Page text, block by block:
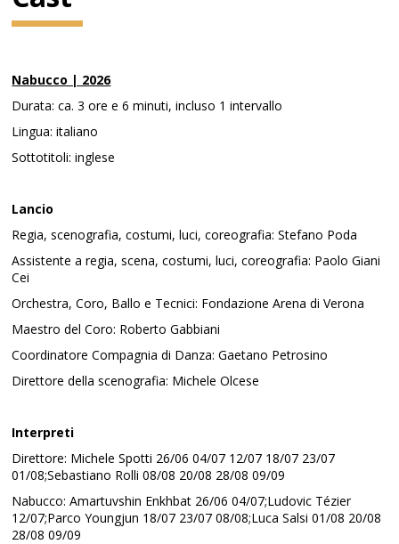
Nabucco | 2026
Durata: ca. 3 ore e 6 minuti, incluso 1 intervallo
Lingua: italiano
Sottotitoli: inglese
Lancio
Regia, scenografia, costumi, luci, coreografia: Stefano Poda
Assistente a regia, scena, costumi, luci, coreografia: Paolo Giani
Cei
Orchestra, Coro, Ballo e Tecnici: Fondazione Arena di Verona
Maestro del Coro: Roberto Gabbiani
Coordinatore Compagnia di Danza: Gaetano Petrosino
Direttore della scenografia: Michele Olcese
Interpreti
Direttore: Michele Spotti 26/06 04/07 12/07 18/07 23/07
01/08;Sebastiano Rolli 08/08 20/08 28/08 09/09
Nabucco: Amartuvshin Enkhbat 26/06 04/07;Ludovic Tézier
12/07;Parco Youngjun 18/07 23/07 08/08;Luca Salsi 01/08 20/08
28/08 09/09